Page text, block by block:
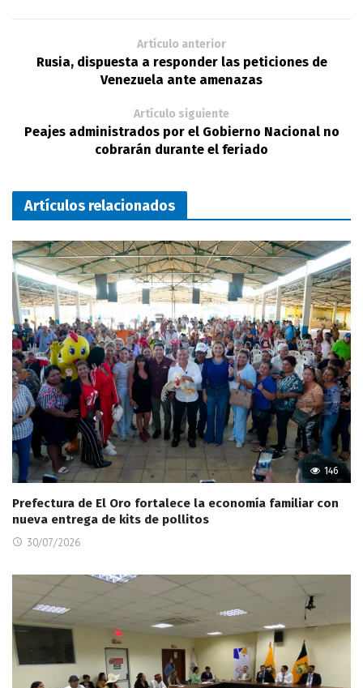
Artículo anterior
Rusia, dispuesta a responder las peticiones de
Venezuela ante amenazas
Artículo siguiente
Peajes administrados por el Gobierno Nacional no
cobrarán durante el feriado
Artículos relacionados
146
Prefectura de El Oro fortalece la economía familiar con
nueva entrega de kits de pollitos
30/07/2026